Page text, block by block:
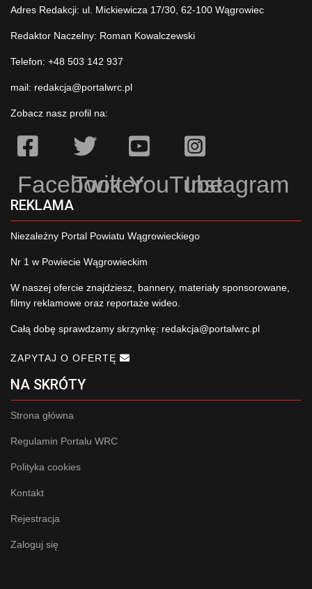
Adres Redakcji: ul. Mickiewicza 17/30, 62-100 Wągrowiec
Redaktor Naczelny: Roman Kowalczewski
Telefon: +48 503 142 937
mail: redakcja@portalwrc.pl
Zobacz nasz profil na:
Facebook
TwitterYouTubeInstagram
REKLAMA
Niezależny Portal Powiatu Wągrowieckiego
Nr 1 w Powiecie Wągrowieckim
W naszej ofercie znajdziesz, bannery, materiały sponsorowane,
filmy reklamowe oraz reportaże wideo.
Całą dobę sprawdzamy skrzynkę: redakcja@portalwrc.pl
ZAPYTAJ O OFERTĘ
NA SKRÓTY
Strona główna
Regulamin Portalu WRC
Polityka cookies
Kontakt
Rejestracja
Zaloguj się